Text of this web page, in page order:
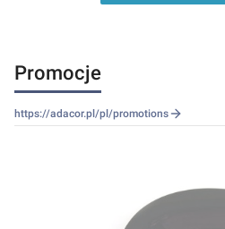
Promocje
https://adacor.pl/pl/promotions